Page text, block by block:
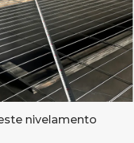
nivelamento